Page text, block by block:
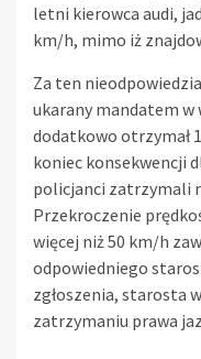
letni kierowca audi,
km/h, mimo iż
Za ten
ukarany mandatem w
dodatkowo otrzymał
koniec konsekwencji
policjanci zatrzymali
Przekroczenie
więcej niż 50 km/h
odpowiedniego
zgłoszenia, starosta
zatrzymaniu prawa